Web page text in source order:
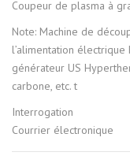
Coupeur de plasma à
Note: Machine de
l’alimentation électrique
générateur US
carbone, etc. t
Interrogation
Courrier électronique